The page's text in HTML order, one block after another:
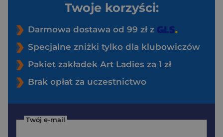
Twoje korzyści:
Darmowa dostawa od 99 zł z
Specjalne zniżki tylko dla klubowiczów
Pakiet zakładek Art Ladies za 1 zł
Brak opłat za uczestnictwo
Twój e-mail